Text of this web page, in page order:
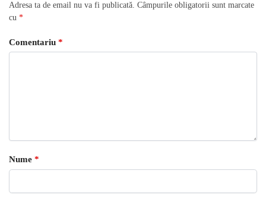
Adresa ta de email nu va fi publicată. Câmpurile obligatorii sunt marcate
cu *
Comentariu *
Nume *